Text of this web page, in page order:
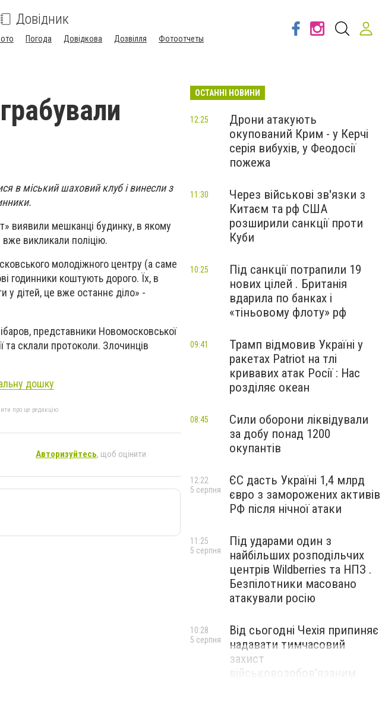
Довідник
Погода Довідкова Дозвілля Фотоотчеты
в міський шаховий клуб і винесли з
виявили мешканці будинку, в якому
вже викликали поліцію.
молодіжного центру (а саме
годинники коштують дорого. Їх, в
у дітей, це вже останнє діло» -
представники Новомосковської
та склали протоколи. Злочинців
дошку
про це редакцію
Авторизуйтесь, щоб оцінити
ОСТАННІ НОВИНИ
Дрони атакують
окупований Крим - у Керчі
серія вибухів, у Феодосії
пожежа
12:25
Через військові зв'язки з
Китаєм та рф США
розширили санкції проти
Куби
11:30
Під санкції потрапили 19
нових цілей . Британія
вдарила по банках і
«тіньовому флоту» рф
10:25
Трамп відмовив Україні у
ракетах Patriot на тлі
кривавих атак Росії : Нас
розділяє океан
09:41
Сили оборони ліквідували
за добу понад 1200
окупантів
08:45
ЄС дасть Україні 1,4 млрд
євро з заморожених активів
РФ після нічної атаки
12:22
5 серпня
Під ударами один з
найбільших розподільчих
центрів Wildberries та НПЗ .
Безпілотники масовано
атакували росію
11:25
5 серпня
Від сьогодні Чехія припиняє
надавати тимчасовий
захист
військовозобов’язаним
10:28
5 серпня